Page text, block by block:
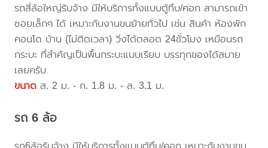
รถสี่ล้อใหญ่รับจ้าง มีให้บริการทั้งแบบตู้ทึบ/คอก สามารถเข้า
ซอยเล็กๆ ได้ เหมาะกับงานขนย้ายทั่วไป เช่น สินค้า ห้องพัก
คอนโด บ้าน (ไม่ติดเวลา) วิ่งได้ตลอด 24ชั่วโมง เหมือนรถ
กระบะ ที่สำคัญเป็นพื้นกระบะแบบเรียบ บรรทุกของได้สบาย
เลยครับ
ขนาด ส. 2 ม. - ก. 1.8 ม. - ล. 3.1 ม.
รถ 6 ล้อ